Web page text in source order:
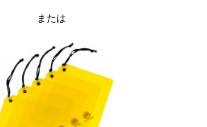
または